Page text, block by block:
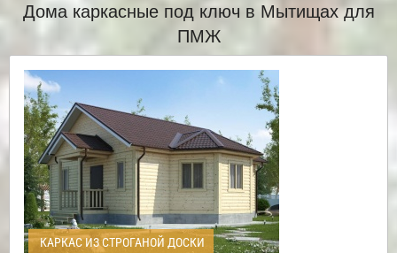
Дома каркасные под ключ в Мытищах для
ПМЖ
КАРКАС ИЗ СТРОГАНОЙ ДОСКИ